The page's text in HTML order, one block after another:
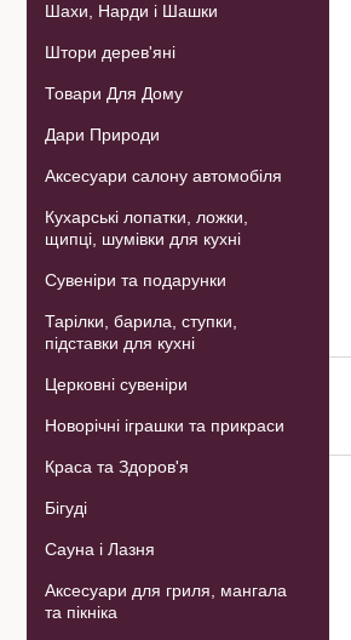
Шахи, Нарди і Шашки
Штори дерев'яні
Товари Для Дому
Дари Природи
Аксесуари салону автомобіля
Кухарські лопатки, ложки,
щипці, шумівки для кухні
Сувеніри та подарунки
Тарілки, барила, ступки,
підставки для кухні
Церковні сувеніри
Новорічні іграшки та прикраси
Краса та Здоров'я
Бігуді
Сауна і Лазня
Аксесуари для гриля, мангала
та пікніка